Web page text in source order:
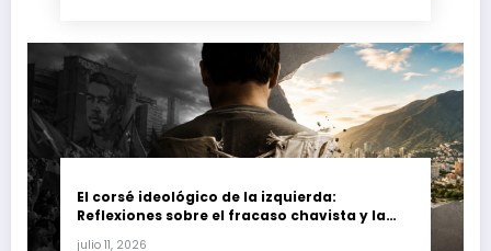
El corsé ideológico de la izquierda:
Reflexiones sobre el fracaso chavista y la
julio 11, 2026